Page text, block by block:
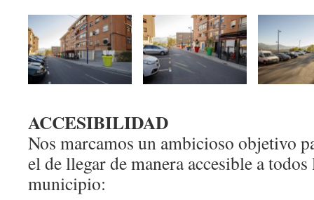
ACCESIBILIDAD
Nos marcamos un ambicioso objetivo
el de llegar de manera accesible a
municipio: